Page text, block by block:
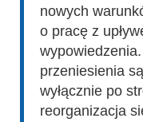
nowych
o pracę z
przeniesienia
wyłącznie po
reorganizacja